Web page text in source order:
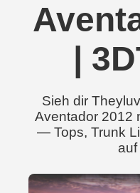
|
Sieh dir
Aventador 2012
— Tops, Trunk
auf